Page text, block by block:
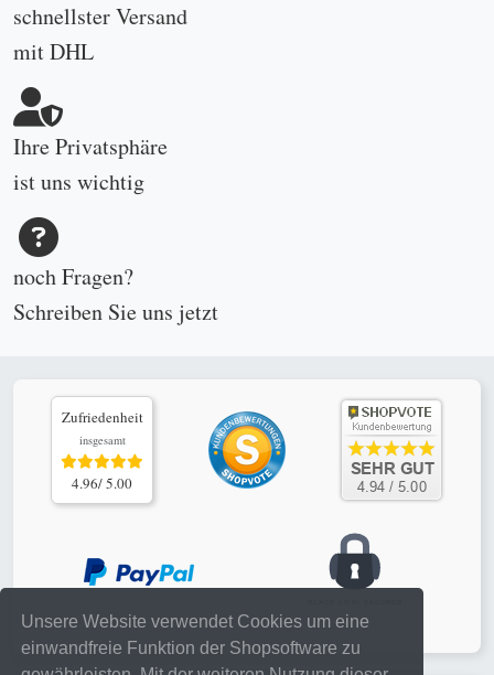
Unsere Website verwendet Cookies um eine
einwandfreie Funktion der Shopsoftware zu
schnellster Versand
mit DHL
Ihre Privatsphäre
ist uns wichtig
noch Fragen?
Schreiben Sie uns jetzt
Zufriedenheit
insgesamt
4.96/ 5.00